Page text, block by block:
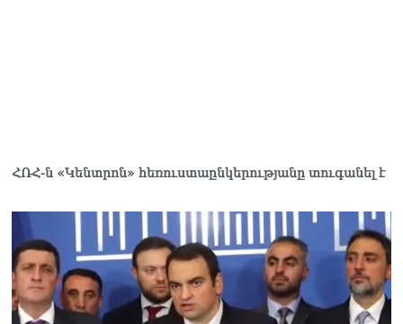
ՀՌՀ-ն «Կենտրոն» հեռուստաընկերությանը տուգանել է